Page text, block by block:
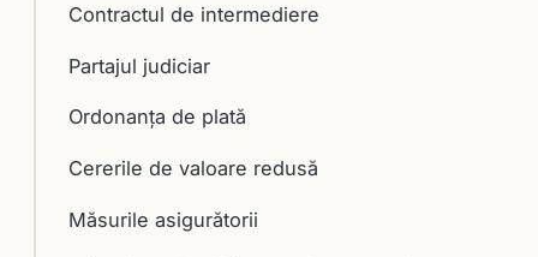
Contractul de intermediere
Partajul judiciar
Ordonanța de plată
Cererile de valoare redusă
Măsurile asigurătorii